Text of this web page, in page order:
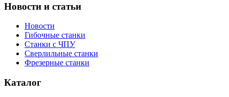
Новости и статьи
Новости
Гибочные станки
Станки с ЧПУ
Сверлильные станки
Фрезерные станки
Каталог